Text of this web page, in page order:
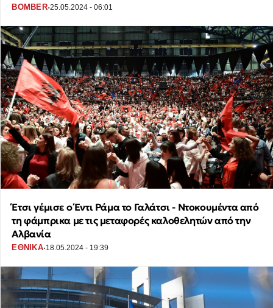
BOMBER·25.05.2024 - 06:01
Έτσι γέμισε ο Έντι Ράμα το Γαλάτσι - Ντοκουμέντα από
τη φάμπρικα με τις μεταφορές καλοθελητών από την
Αλβανία
ΕΘΝΙΚΑ·18.05.2024 - 19:39